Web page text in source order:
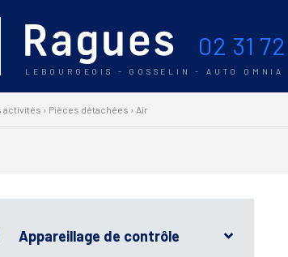
02 31
LEBOURGEOIS - GOSSELIN - AUTO OMNIA
activités › Pièces détachées › Air
Appareillage de contrôle